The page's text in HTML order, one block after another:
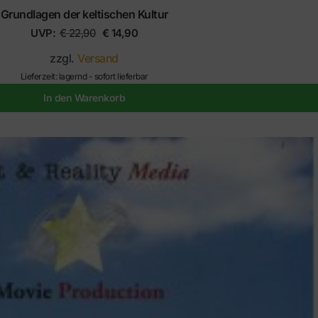
Grundlagen der keltischen Kultur
UVP: €22,90 € 14,90
zzgl. Versand
Lieferzeit: lagernd - sofort lieferbar
In den Warenkorb